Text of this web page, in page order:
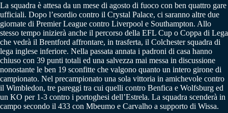
La squadra è attesa da un mese di agosto di fuoco con ben quattro gare
ufficiali. Dopo l’esordio contro il Crystal Palace, ci saranno altre due
giornate di Premier League contro Liverpool e Southampton. Allo
stesso tempo inizierà anche il percorso della EFL Cup o Coppa di Lega
che vedrà il Brentford affrontare, in trasferta, il Colchester squadra di
lega inglese inferiore. Nella passata annata i padroni di casa hanno
chiuso con 39 punti totali ed una salvezza mai messa in discussione
nonostante le ben 19 sconfitte che valgono quanto un intero girone di
campionato. Nel precampionato una sola vittoria in amichevole contro
il Wimbledon, tre pareggi tra cui quelli contro Benfica e Wolfsburg ed
un KO per 1-3 contro i portoghesi dell’Estrela. La squadra scenderà in
campo secondo il 433 con Mbeumo e Carvalho a supporto di Wissa.